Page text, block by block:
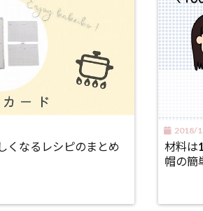
くなるレシピのまとめ
2018/
材料は
帽の簡